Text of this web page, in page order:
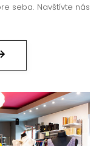
seba. Navštívte nás